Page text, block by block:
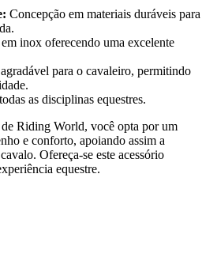
Concepção em materiais duráveis para
inox oferecendo uma excelente
para o cavaleiro, permitindo
as disciplinas equestres.
Riding World, você opta por um
e conforto, apoiando assim a
Ofereça-se este acessório
equestre.